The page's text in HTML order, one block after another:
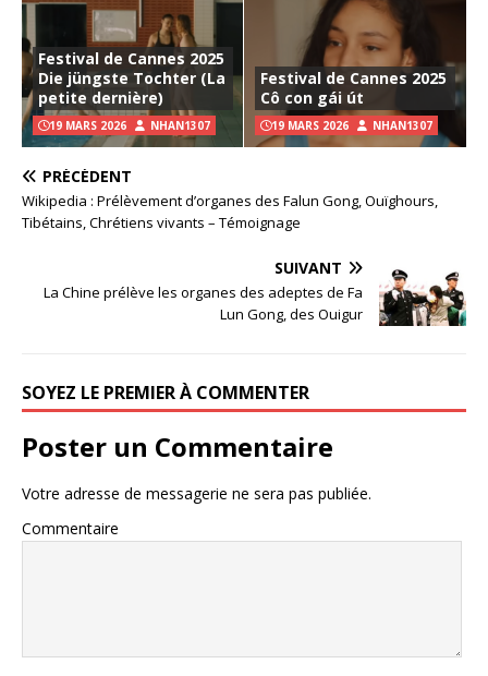
Festival de Cannes 2025
Die jüngste Tochter (La
petite dernière)
19 MARS 2026 NHAN1307
Festival de Cannes 2025
Cô con gái út
19 MARS 2026 NHAN1307
PRÉCÉDENT
Wikipedia : Prélèvement d’organes des Falun Gong, Ouïghours,
Tibétains, Chrétiens vivants – Témoignage
SUIVANT
La Chine prélève les organes des adeptes de Fa
Lun Gong, des Ouigur
SOYEZ LE PREMIER À COMMENTER
Poster un Commentaire
Votre adresse de messagerie ne sera pas publiée.
Commentaire